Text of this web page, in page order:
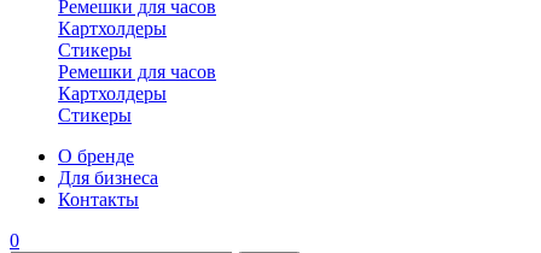
Ремешки для часов
Картхолдеры
Стикеры
Ремешки для часов
Картхолдеры
Стикеры
О бренде
Для бизнеса
Контакты
0